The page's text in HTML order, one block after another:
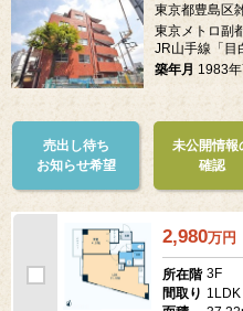
東京都豊島区
東京メトロ副
JR山手線「目
築年月 1983
売出し待ち
お知らせ希望
未公開情報
確認
2,980万円
所在階 3F
間取り 1LDK